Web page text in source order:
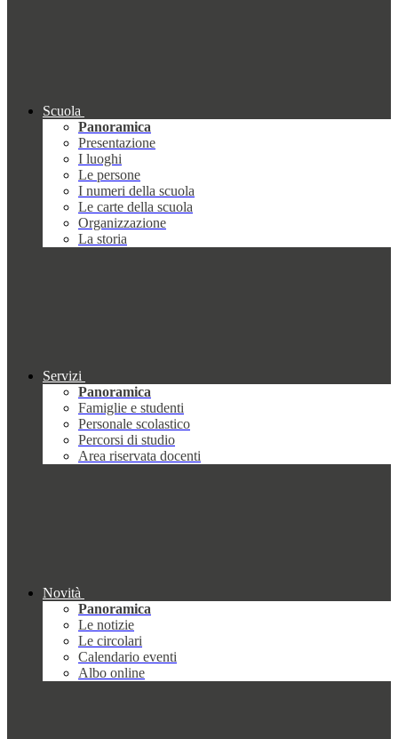
Scuola
Panoramica
Presentazione
I luoghi
Le persone
I numeri della scuola
Le carte della scuola
Organizzazione
La storia
Servizi
Panoramica
Famiglie e studenti
Personale scolastico
Percorsi di studio
Area riservata docenti
Novità
Panoramica
Le notizie
Le circolari
Calendario eventi
Albo online